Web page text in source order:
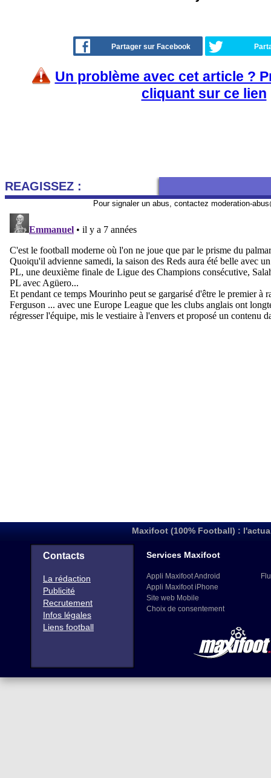
Partager sur Facebook
Un problème avec cet article ?
cliquant sur ce lien
REAGISSEZ :
Pour signaler un abus, contactez moderation-
Maxifoot (100% Football) :
Contacts
La rédaction
Publicité
Recrutement
Infos légales
Liens football
Services Maxifoot
Appli Maxifoot Android
Appli Maxifoot iPhone
Site web Mobile
Choix de consentement